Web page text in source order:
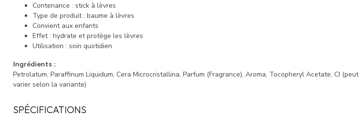
Contenance : stick à lèvres
Type de produit : baume à lèvres
Convient aux enfants
Effet : hydrate et protège les lèvres
Utilisation : soin quotidien
Ingrédients :
Petrolatum, Paraffinum Liquidum, Cera Microcristallina, Parfum (Fragrance), Aroma, Tocopheryl Acetate, CI (peut
varier selon la variante)
SPÉCIFICATIONS